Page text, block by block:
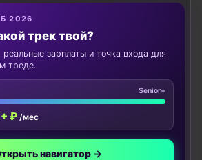
2026
трек твой?
зарплаты и точка входа для
треде.
Senior+
₽ /мес
навигатор →